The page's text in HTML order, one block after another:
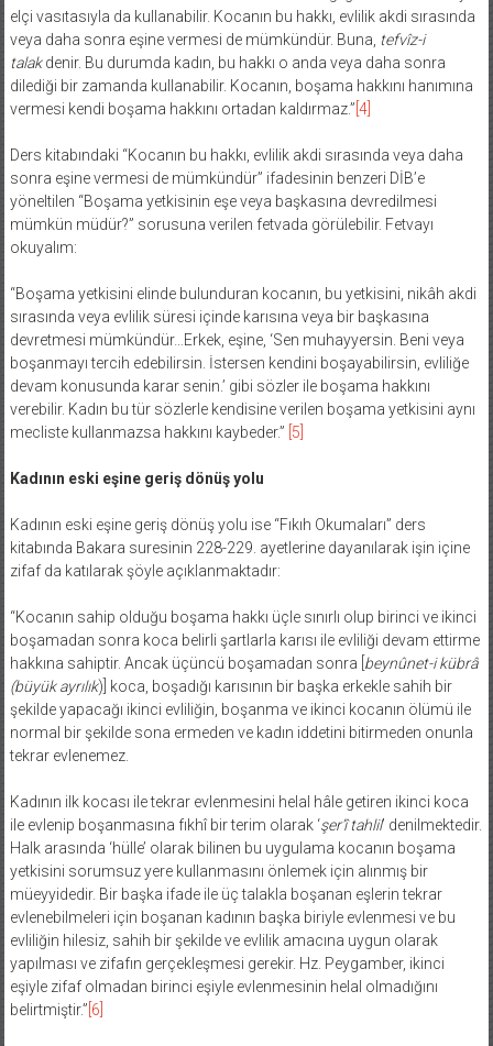
elçi vasıtasıyla da kullanabilir. Kocanın bu hakkı, evlilik akdi sırasında
veya daha sonra eşine vermesi de mümkündür. Buna, tefvîz-i
talakdenir. Bu durumda kadın, bu hakkı o anda veya daha sonra
dilediği bir zamanda kullanabilir. Kocanın, boşama hakkını hanımına
vermesi kendi boşama hakkını ortadan kaldırmaz.” [4]
Ders kitabındaki “Kocanın bu hakkı, evlilik akdi sırasında veya daha
sonra eşine vermesi de mümkündür” ifadesinin benzeri DİB’e
yöneltilen “Boşama yetkisinin eşe veya başkasına devredilmesi
mümkün müdür?” sorusuna verilen fetvada görülebilir. Fetvayı
okuyalım:
“Boşama yetkisini elinde bulunduran kocanın, bu yetkisini, nikâh akdi
sırasında veya evlilik süresi içinde karısına veya bir başkasına
devretmesi mümkündür…Erkek, eşine, ‘Sen muhayyersin. Beni veya
boşanmayı tercih edebilirsin. İstersen kendini boşayabilirsin, evliliğe
devam konusunda karar senin.’ gibi sözler ile boşama hakkını
verebilir. Kadın bu tür sözlerle kendisine verilen boşama yetkisini aynı
mecliste kullanmazsa hakkını kaybeder.” [5]
Kadının eski eşine geriş dönüş yolu
Kadının eski eşine geriş dönüş yolu ise “Fıkıh Okumaları” ders
kitabında Bakara suresinin 228-229. ayetlerine dayanılarak işin içine
zifaf da katılarak şöyle açıklanmaktadır:
“Kocanın sahip olduğu boşama hakkı üçle sınırlı olup birinci ve ikinci
boşamadan sonra koca belirli şartlarla karısı ile evliliği devam ettirme
hakkına sahiptir. Ancak üçüncü boşamadan sonra [ beynûnet-i kübrâ
(büyük ayrılık)] koca, boşadığı karısının bir başka erkekle sahih bir
şekilde yapacağı ikinci evliliğin, boşanma ve ikinci kocanın ölümü ile
normal bir şekilde sona ermeden ve kadın iddetini bitirmeden onunla
tekrar evlenemez.
Kadının ilk kocası ile tekrar evlenmesini helal hâle getiren ikinci koca
ile evlenip boşanmasına fıkhî bir terim olarak ‘şer’î tahlil’ denilmektedir.
Halk arasında ‘hülle’ olarak bilinen bu uygulama kocanın boşama
yetkisini sorumsuz yere kullanmasını önlemek için alınmış bir
müeyyidedir. Bir başka ifade ile üç talakla boşanan eşlerin tekrar
evlenebilmeleri için boşanan kadının başka biriyle evlenmesi ve bu
evliliğin hilesiz, sahih bir şekilde ve evlilik amacına uygun olarak
yapılması ve zifafın gerçekleşmesi gerekir. Hz. Peygamber, ikinci
eşiyle zifaf olmadan birinci eşiyle evlenmesinin helal olmadığını
belirtmiştir.” [6]